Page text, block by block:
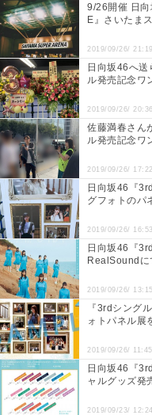
9/26開催 日
E』さいたま
2019/09/26/ 21:19
日向坂46へ
ル発売記念ワ
2019/09/26/ 20:36
佐藤満春さん
ル発売記念ワ
2019/09/26/ 17:22
日向坂46『
グフォトのパ
2019/09/26/ 16:53
日向坂46『
RealSoundに
2019/09/26/ 13:15
『3rdシング
ォトパネル展
2019/09/26/ 11:45
日向坂46『
ャルグッズ発
2019/09/23/ 12:24